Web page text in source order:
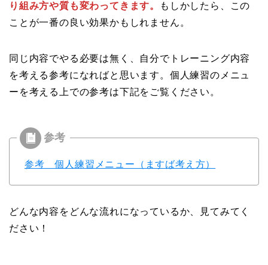
り組み方や質も変わってきます。
もしかしたら、この
ことが一番の良い効果かもしれません。
同じ内容でやる必要は無く、自分でトレーニング内容
を考える参考になればと思います。個人練習のメニュ
ーを考える上での参考は下記をご覧ください。
参考 個人練習メニュー（ますば考え方）
どんな内容をどんな流れになっているか、見てみてく
ださい！